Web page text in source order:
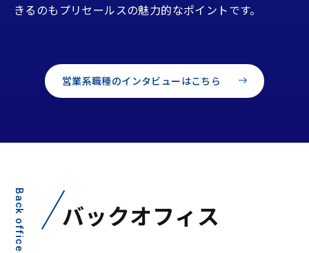
きるのもプリセールスの魅力的なポイントです。
営業系職種のインタビューはこちら
バックオフィス
Back office